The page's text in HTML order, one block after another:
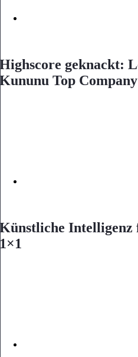
Highscore geknackt:
Kununu Top
Künstliche Intelligenz
1×1